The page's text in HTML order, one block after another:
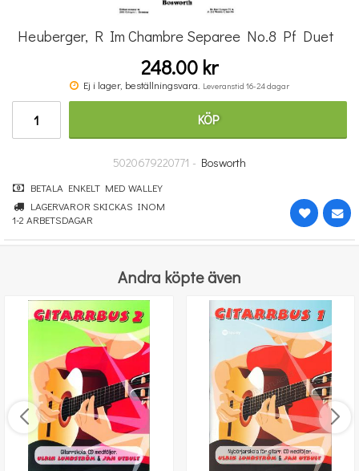
Povel vid pianot
Heuberger, R Im Chambre Separee No.8 Pf Duet
248.00 kr
Ej i lager, beställningsvara. Leveranstid 16-24 dagar
KÖP
5020679220771 - Bosworth
BETALA ENKELT MED WALLEY
LAGERVAROR SKICKAS INOM
1-2 ARBETSDAGAR
Andra köpte även